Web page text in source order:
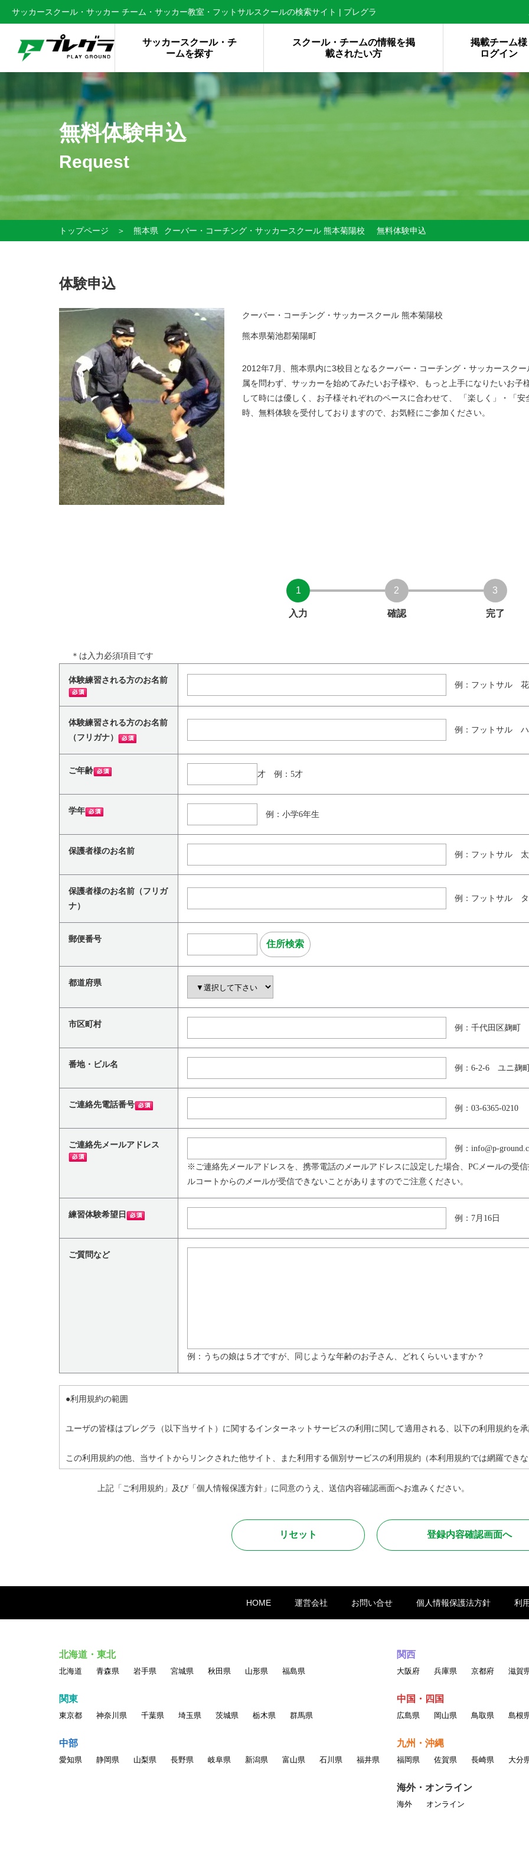
サッカースクール・サッカー チーム・サッカー教室・フットサルスクールの検索サイト | プレグラ
サッカースクール・チ
ームを探す
スクール・チームの情報を掲
載されたい方
掲載チーム様
ログイン
無料体験申込
Request
トップページ ＞ 熊本県 クーバー・コーチング・サッカースクール 熊本菊陽校 無料体験申込
体験申込
クーバー・コーチング・サッカースクール 熊本菊陽校
熊本県菊池郡菊陽町
2012年7月、熊本県内に3校目となるクーバー・コーチング・サッカースク
属を問わず、サッカーを始めてみたいお子様や、もっと上手になりたいお
して時には優しく、お子様それぞれのペースに合わせて、 「楽しく」・「
時、無料体験を受付しておりますので、お気軽にご参加ください。
1
入力
2
確認
3
完了
＊ は入力必須項目です
体験練習される方のお名前
例：フットサル
体験練習される方のお名前
（フリガナ）
例：フットサル ハ
ご年齢 才 例：5才
学年 例：小学6年生
保護者様のお名前 例：フットサル
保護者様のお名前（フリガ
ナ）
例：フットサル タ
郵便番号
都道府県
市区町村 例：千代田区麹町
番地・ビル名 例：6-2-6 ユニ麹
ご連絡先電話番号 例：03-6365-0210
ご連絡先メールアドレス 例：info@p-
※ご連絡先メールアドレスを、携帯電話のメールアドレスに設定した場合、PCメールの受
ルコートからのメールが受信できないことがありますのでご注意ください。
練習体験希望日 例：7月16日
ご質問など
例：うちの娘は５才ですが、同じような年齢のお子さん、どれくらいいますか？
●利用規約の範囲
ユーザの皆様はプレグラ（以下当サイト）に関するインターネットサービスの利用に関して適用される、以下の利用規約を
この利用規約の他、当サイトからリンクされた他サイト、また利用する個別サービスの利用規約（本利用規約では網羅でき
本サービス利用に関しまして、全てのユーザが法令に則って安全且つ快適に取引を行って頂くために、以下に定める行為を
・サイト運営またはネットワーク・システムを妨害する行為
・他人の名誉、信用、プライバシー権、パブリシティ権、著作権、その他の権利を侵害する行為
・民族・人種・性別・年齢等による差別につながる表現の掲載
・自分以外の人物を名乗ったり、代理権がないにもかかわらず会社などの組織を名乗ったり、または他の人 物や組織と提
・同じアカウントを複数人で利用する行為
上記「ご利用規約」及び「個人情報保護方針」に同意のうえ、送信内容確認画面へお進みください。
HOME 運営会社 お問い合せ 個人情報保護法方針 利
北海道・東北
北海道 青森県 岩手県 宮城県 秋田県 山形県 福島県
関東
東京都 神奈川県 千葉県 埼玉県 茨城県 栃木県 群馬県
中部
愛知県 静岡県 山梨県 長野県 岐阜県 新潟県 富山県 石川県 福井県
関西
大阪府 兵庫県 京都府 滋賀
中国・四国
広島県 岡山県 鳥取県 島根
九州・沖縄
福岡県 佐賀県 長崎県 大分
海外・オンライン
海外 オンライン